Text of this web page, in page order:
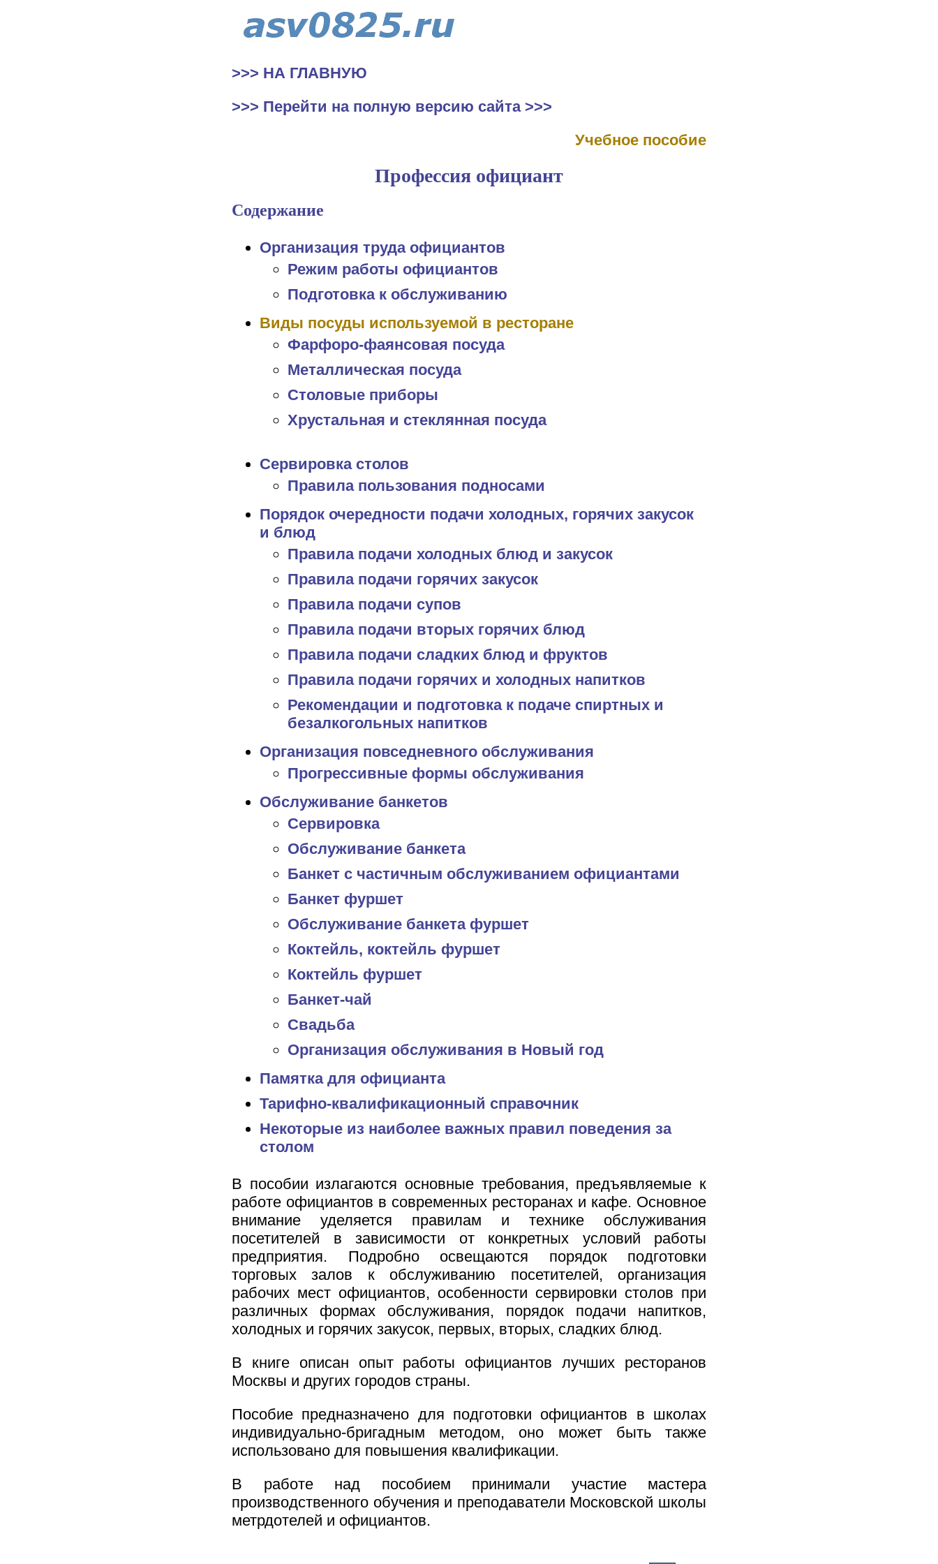
>>> НА ГЛАВНУЮ
>>> Перейти на полную версию сайта >>>
Учебное пособие
Профессия официант
Содержание
Организация труда официантов
Режим работы официантов
Подготовка к обслуживанию
Виды посуды используемой в ресторане
Фарфоро-фаянсовая посуда
Металлическая посуда
Столовые приборы
Хрустальная и стеклянная посуда
Сервировка столов
Правила пользования подносами
Порядок очередности подачи холодных, горячих закусок
и блюд
Правила подачи холодных блюд и закусок
Правила подачи горячих закусок
Правила подачи супов
Правила подачи вторых горячих блюд
Правила подачи сладких блюд и фруктов
Правила подачи горячих и холодных напитков
Рекомендации и подготовка к подаче спиртных и
безалкогольных напитков
Организация повседневного обслуживания
Прогрессивные формы обслуживания
Обслуживание банкетов
Сервировка
Обслуживание банкета
Банкет с частичным обслуживанием официантами
Банкет фуршет
Обслуживание банкета фуршет
Коктейль, коктейль фуршет
Коктейль фуршет
Банкет-чай
Свадьба
Организация обслуживания в Новый год
Памятка для официанта
Тарифно-квалификационный справочник
Некоторые из наиболее важных правил поведения за
столом
В пособии излагаются основные требования, предъявляемые к
работе официантов в современных ресторанах и кафе. Основное
внимание уделяется правилам и технике обслуживания
посетителей в зависимости от конкретных условий работы
предприятия. Подробно освещаются порядок подготовки
торговых залов к обслуживанию посетителей, организация
рабочих мест официантов, особенности сервировки столов при
различных формах обслуживания, порядок подачи напитков,
холодных и горячих закусок, первых, вторых, сладких блюд.
В книге описан опыт работы официантов лучших ресторанов
Москвы и других городов страны.
Пособие предназначено для подготовки официантов в школах
индивидуально-бригадным методом, оно может быть также
использовано для повышения квалификации.
В работе над пособием принимали участие мастера
производственного обучения и преподаватели Московской школы
метрдотелей и официантов.